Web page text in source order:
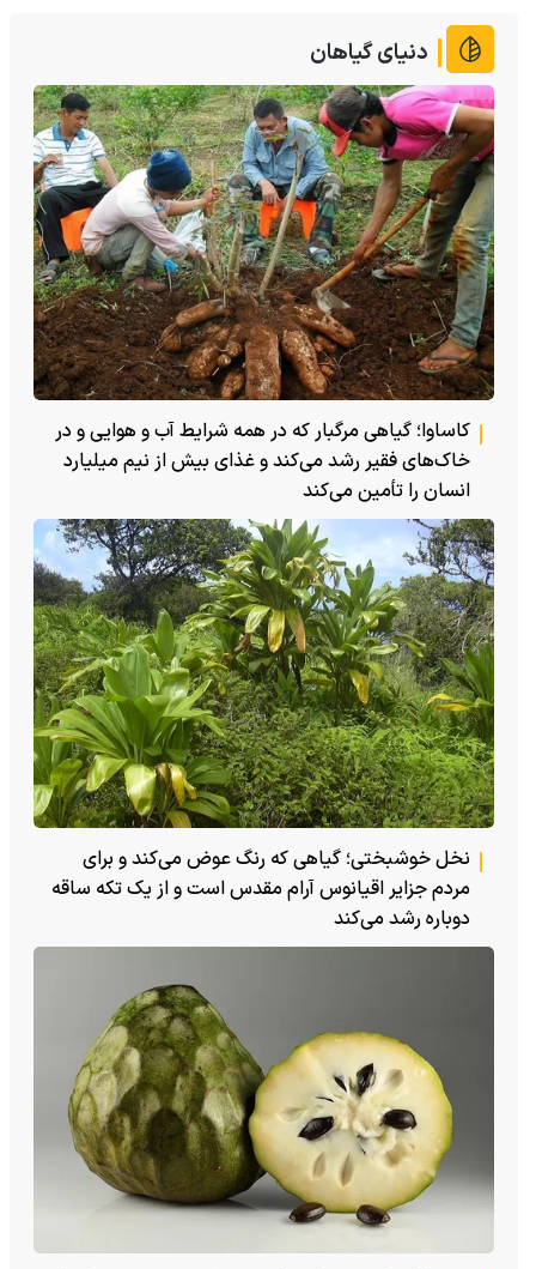
دنیای گیاهان
کاساوا؛ گیاهی مرگبار که در همه شرایط آب و هوایی و در
خاک‌های فقیر رشد می‌کند و غذای بیش از نیم میلیارد
انسان را تأمین می‌کند
نخل خوشبختی؛ گیاهی که رنگ عوض می‌کند و برای
مردم جزایر اقیانوس آرام مقدس است و از یک تکه ساقه
دوباره رشد می‌کند